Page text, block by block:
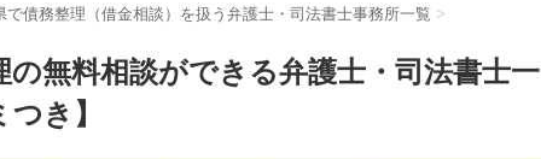
で債務整理（借金相談）を扱う弁護士・司法書士事務所一覧 >
の無料相談ができる弁護士・司法書士一
き】